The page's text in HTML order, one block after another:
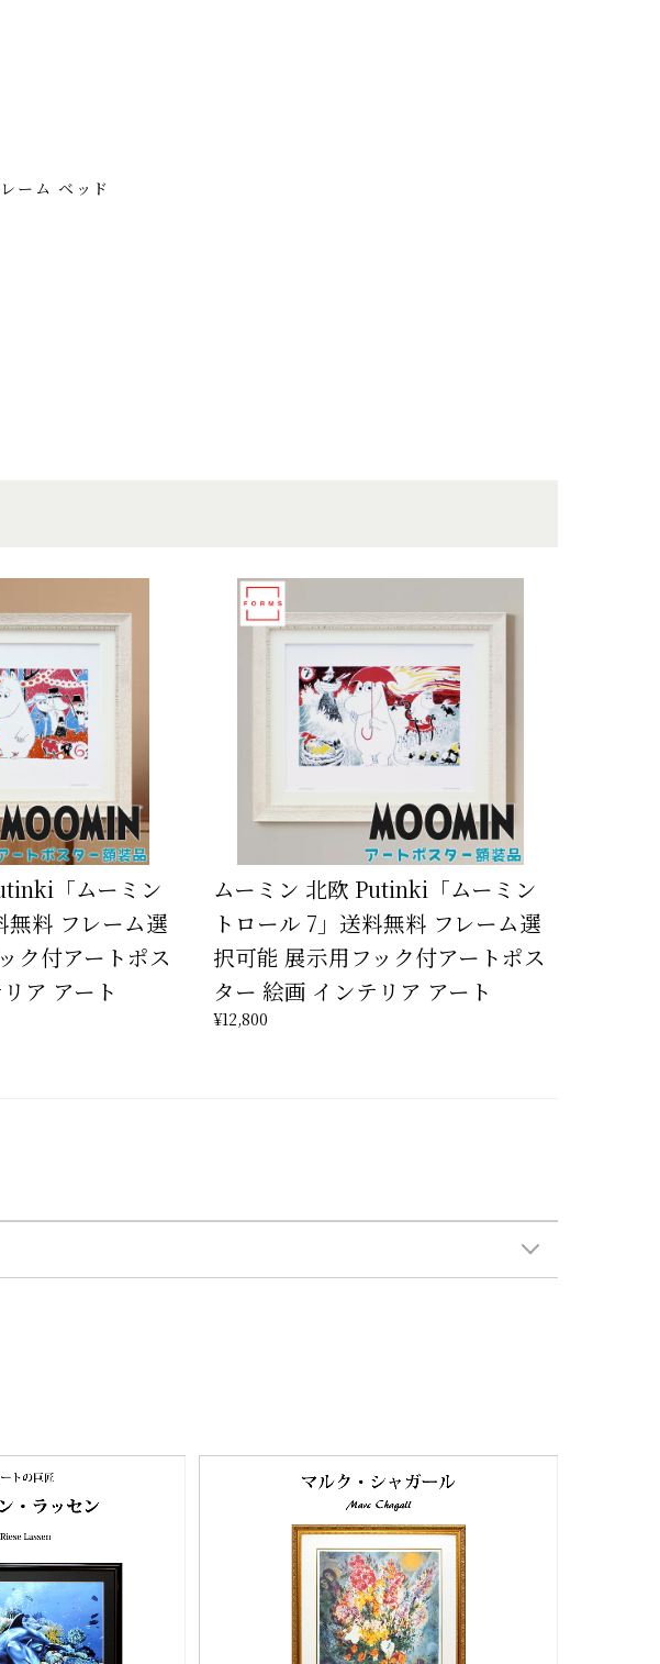
ーム ベッド
「ムーミン
無料 フレーム選
ク付アートポス
ア アート
ムーミン 北欧 Putinki「ムーミン
トロール 7」送料無料 フレーム選
択可能 展示用フック付アートポス
ター 絵画 インテリア アート
¥12,800